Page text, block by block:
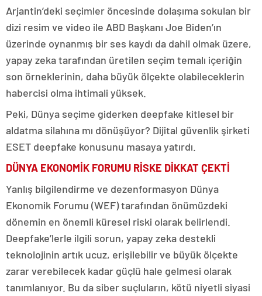
Arjantin’deki seçimler öncesinde dolaşıma sokulan bir
dizi resim ve video ile ABD Başkanı Joe Biden’ın
üzerinde oynanmış bir ses kaydı da dahil olmak üzere,
yapay zeka tarafından üretilen seçim temalı içeriğin
son örneklerinin, daha büyük ölçekte olabileceklerin
habercisi olma ihtimali yüksek.
Peki, Dünya seçime giderken deepfake kitlesel bir
aldatma silahına mı dönüşüyor? Dijital güvenlik şirketi
ESET deepfake konusunu masaya yatırdı.
DÜNYA EKONOMİK FORUMU RİSKE DİKKAT ÇEKTİ
Yanlış bilgilendirme ve dezenformasyon Dünya
Ekonomik Forumu (WEF) tarafından önümüzdeki
dönemin en önemli küresel riski olarak belirlendi.
Deepfake’lerle ilgili sorun, yapay zeka destekli
teknolojinin artık ucuz, erişilebilir ve büyük ölçekte
zarar verebilecek kadar güçlü hale gelmesi olarak
tanımlanıyor. Bu da siber suçluların, kötü niyetli siyasi